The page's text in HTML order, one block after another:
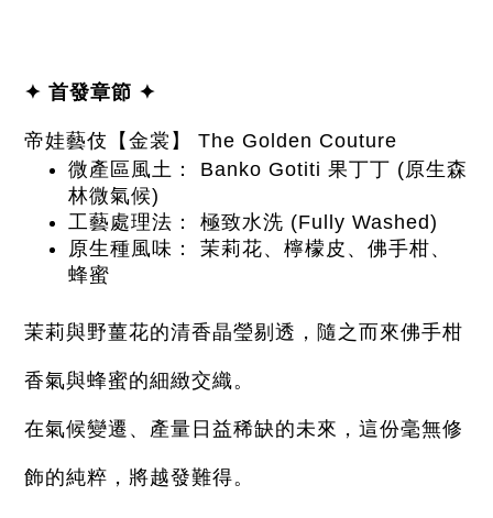
✦ 首發章節 ✦
帝娃藝伎【金裳】 The Golden Couture
微產區風土： Banko Gotiti 果丁丁 (原生森
林微氣候)
工藝處理法： 極致水洗 (Fully Washed)
原生種風味： 茉莉花、檸檬皮、佛手柑、
蜂蜜
茉莉與野薑花的清香晶瑩剔透，隨之而來佛手柑
香氣與蜂蜜的細緻交織。
在氣候變遷、產量日益稀缺的未來，這份毫無修
飾的純粹，將越發難得。